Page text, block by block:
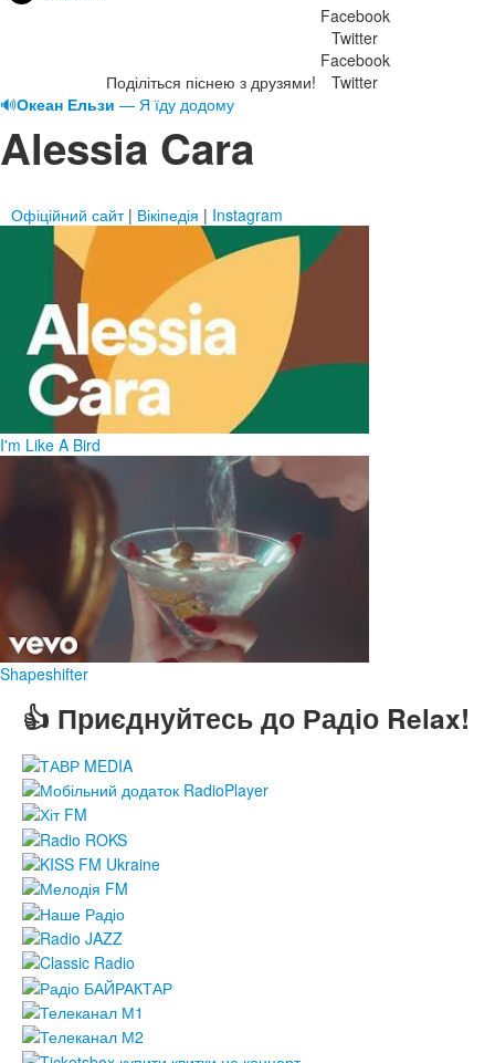
Поділіться піснею з друзями!
Facebook
Twitter
Facebook
Twitter
🔊Океан Ельзи — Я їду додому
Alessia Cara
Офіційний сайт| Вікіпедія | Instagram
I'm Like A Bird
Shapeshifter
👍 Приєднуйтесь до Радіо Relax!